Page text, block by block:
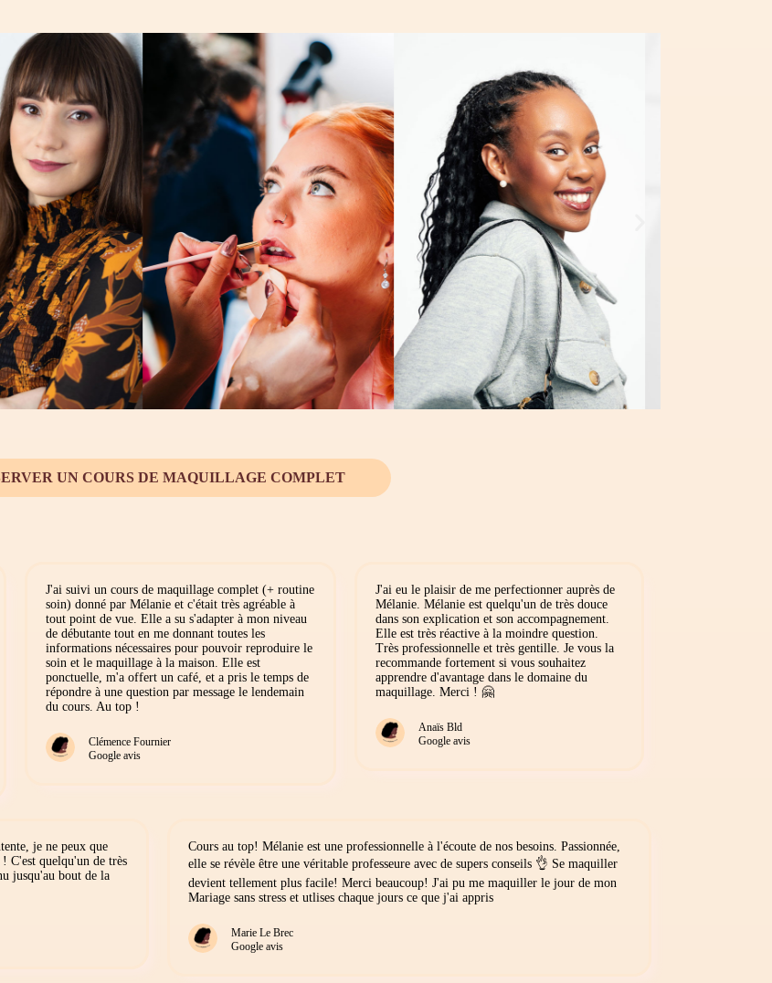
UN COURS DE MAQUILLAGE COMPLET
J'ai suivi un cours de maquillage complet (+ routine
soin) donné par Mélanie et c'était très agréable à
tout point de vue. Elle a su s'adapter à mon niveau
de débutante tout en me donnant toutes les
informations nécessaires pour pouvoir reproduire le
soin et le maquillage à la maison. Elle est
ponctuelle, m'a offert un café, et a pris le temps de
répondre à une question par message le lendemain
du cours. Au top !
Clémence Fournier
Google avis
J'ai eu le plaisir de me perfectionner auprès de
Mélanie. Mélanie est quelqu'un de très douce
dans son explication et son accompagnement.
Elle est très réactive à la moindre question.
Très professionnelle et très gentille. Je vous la
recommande fortement si vous souhaitez
apprendre d'avantage dans le domaine du
maquillage. Merci ! 🤗
Anaïs Bld
Google avis
je ne peux que
C'est quelqu'un de très
jusqu'au bout de la
Cours au top! Mélanie est une professionnelle à l'écoute de nos besoins. Passionnée,
elle se révèle être une véritable professeure avec de supers conseils 👌 Se maquiller
devient tellement plus facile! Merci beaucoup! J'ai pu me maquiller le jour de mon
Mariage sans stress et utlises chaque jours ce que j'ai appris
Marie Le Brec
Google avis